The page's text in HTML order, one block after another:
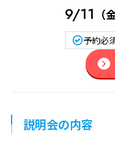
9/11 （
予約必
説明会の内容